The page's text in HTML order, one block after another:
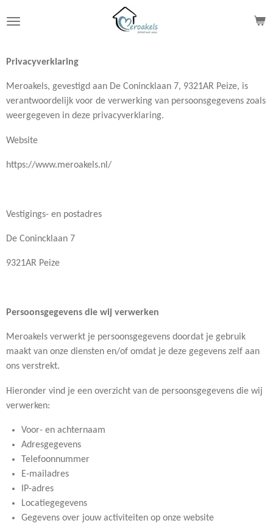
direct
de
Privacyverklaring
Meroakels, gevestigd aan De Conincklaan 7, 9321AR Peize, is
verantwoordelijk voor de verwerking van persoonsgegevens zoals
weergegeven in deze privacyverklaring.
Website
https://www.meroakels.nl/
Vestigings- en postadres
De Conincklaan 7
9321AR Peize
Persoonsgegevens die wij verwerken
Meroakels verwerkt je persoonsgegevens doordat je gebruik
maakt van onze diensten en/of omdat je deze gegevens zelf aan
ons verstrekt.
Hieronder vind je een overzicht van de persoonsgegevens die wij
verwerken:
Voor- en achternaam
Adresgegevens
Telefoonnummer
E-mailadres
IP-adres
Locatiegegevens
Gegevens over jouw activiteiten op onze website